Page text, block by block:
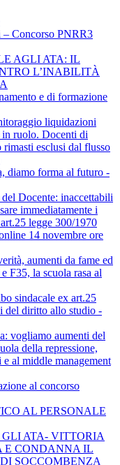
– Concorso PNRR3
AGLI ATA: IL
L’INABILITÀ
e di formazione
liquidazioni
ruolo. Docenti di
esclusi dal flusso
diamo forma al futuro -
Docente: inaccettabili
immediatamente i
legge 300/1970
14 novembre ore
aumenti da fame ed
F35, la scuola rasa al
sindacale ex art.25
del diritto allo studio -
vogliamo aumenti del
della repressione,
al middle management
al concorso
AL PERSONALE
ATA- VITTORIA
E CONDANNA IL
SOCCOMBENZA